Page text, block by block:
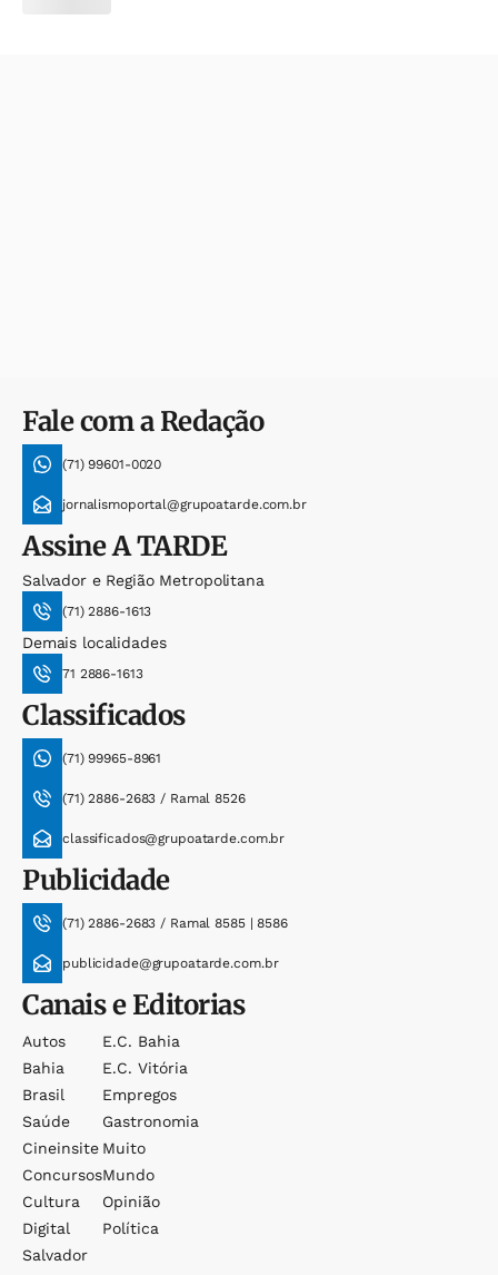
Fale com a Redação
(71) 99601-0020
jornalismoportal@grupoatarde.com.br
AssineA TARDE
Salvador e Região Metropolitana
(71) 2886-1613
Demais localidades
71 2886-1613
Classificados
(71) 99965-8961
(71) 2886-2683 / Ramal 8526
classificados@grupoatarde.com.br
Publicidade
(71) 2886-2683 / Ramal 8585 | 8586
publicidade@grupoatarde.com.br
Canais e Editorias
Autos
Bahia
Brasil
Saúde
Cineinsite
Concursos
Cultura
Digital
Salvador
E.c. Bahia
E.c. Vitória
Empregos
Gastronomia
Muito
Mundo
Opinião
Política